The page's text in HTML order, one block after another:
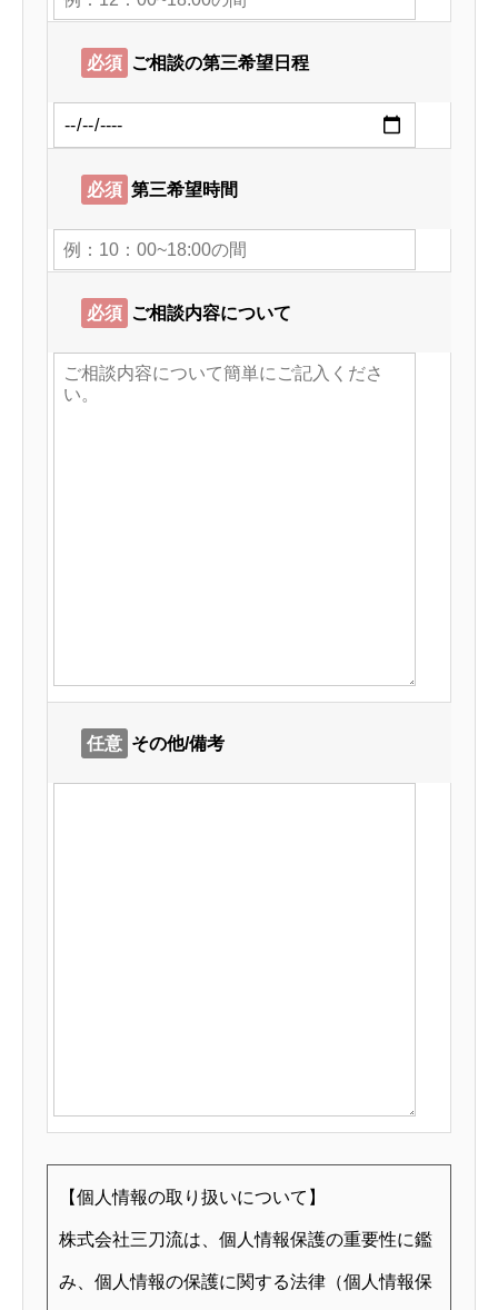
必須 ご相談の第三希望日程
必須 第三希望時間
必須 ご相談内容について
任意 その他/備考
【個人情報の取り扱いについて】
株式会社三刀流は、個人情報保護の重要性に鑑
み、個人情報の保護に関する法律（個人情報保